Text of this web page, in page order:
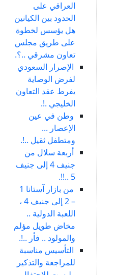
العراقي على
الحدود بين الكيانين
هل يؤسس لخطوة
على طريق مجلس
تعاون مشرقي ..؟.
الإصرار السعودي
لفرض الوصاية
يفرط عقد التعاون
الخليجي .!.
وطن في عين
الإعصار ...
ومتطفل ثقيل ..!.
أربعة سلال من
جنيف 4 إلى جنيف
5 ..!!.
من بازار آستانا 1
– 2 إلى جنيف 4 ،
اللعبة الدولية ..
مخاض طويل مؤلم
والمولود .. فأر ..!.
التأسيس مناسبة
للمراجعة والتذكير